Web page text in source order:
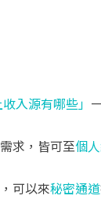
入源有哪些」
求，皆可至個
可以來秘密通道